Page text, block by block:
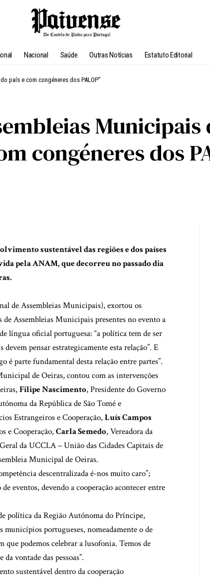
Nacional Saúde Outras Notícias Estatuto Editorial
país e com congéneres dos PALOP”
congéneres dos
sustentável das regiões e dos países
pela ANAM, que decorreu no passado dia
de Assembleias Municipais), exortou os
Assembleias Municipais presentes no evento a
língua oficial portuguesa: “a política tem de ser
pensar estrategicamente esta relação”. E
é parte fundamental desta relação entre partes”.
de Oeiras, contou com as intervenções
Filipe Nascimento, Presidente do Governo
da República de São Tomé e
Estrangeiros e Cooperação,Luís Campos
e Cooperação,Carla Semedo, Vereadora da
da UCCLA – União das Cidades Capitais de
Municipal de Oeiras.
descentralizada é-nos muito caro”;
eventos, devendo a cooperação acontecer entre
política da Região Autónoma do Príncipe,
municípios portugueses, nomeadamente o de
que podemos celebrar a lusofonia. Temos de
vontade das pessoas”.
sustentável dentro da cooperação